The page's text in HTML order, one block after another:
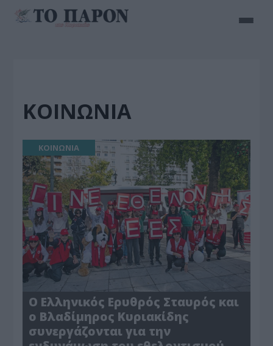
ΚΟΙΝΩΝΙΑ
ΚΟΙΝΩΝΙΑ
Ο Ελληνικός Ερυθρός Σταυρός και
ο Βλαδίμηρος Κυριακίδης
συνεργάζονται για την